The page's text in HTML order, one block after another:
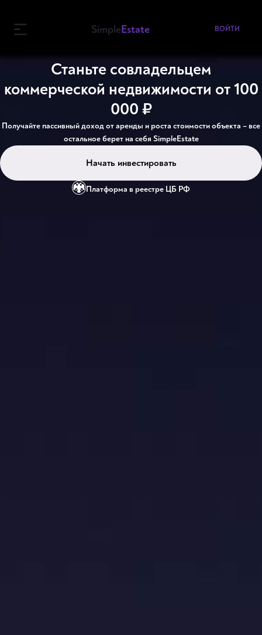
SimpleEstate ВОЙТИ
Наши объекты
Вторичный рынок
О компании
Как мы работаем
Блог
Станьте совладельцем
коммерческой недвижимости от 100
000 ₽
Получайте пассивный доход от аренды и роста стоимости объекта – все
остальное берет на себя SimpleEstate
Начать инвестировать
Платформа в реестре ЦБ РФ